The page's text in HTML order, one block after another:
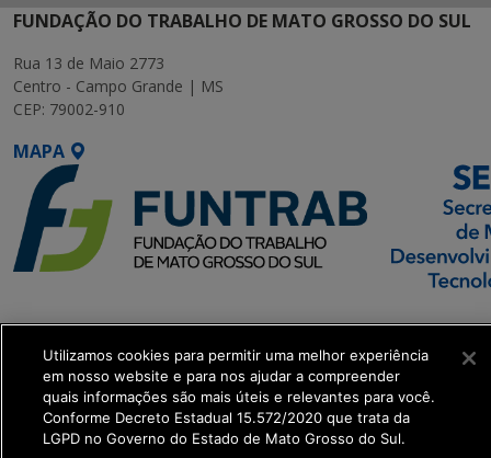
FUNDAÇÃO DO TRABALHO DE MATO GROSSO DO SUL
Rua 13 de Maio 2773
Centro - Campo Grande | MS
CEP: 79002-910
MAPA
SETDIG | Secretaria-
Executiva de
Transformação Digital
get_footer();
Utilizamos cookies para permitir uma melhor experiência
em nosso website e para nos ajudar a compreender
quais informações são mais úteis e relevantes para você.
Conforme Decreto Estadual 15.572/2020 que trata da
LGPD no Governo do Estado de Mato Grosso do Sul.